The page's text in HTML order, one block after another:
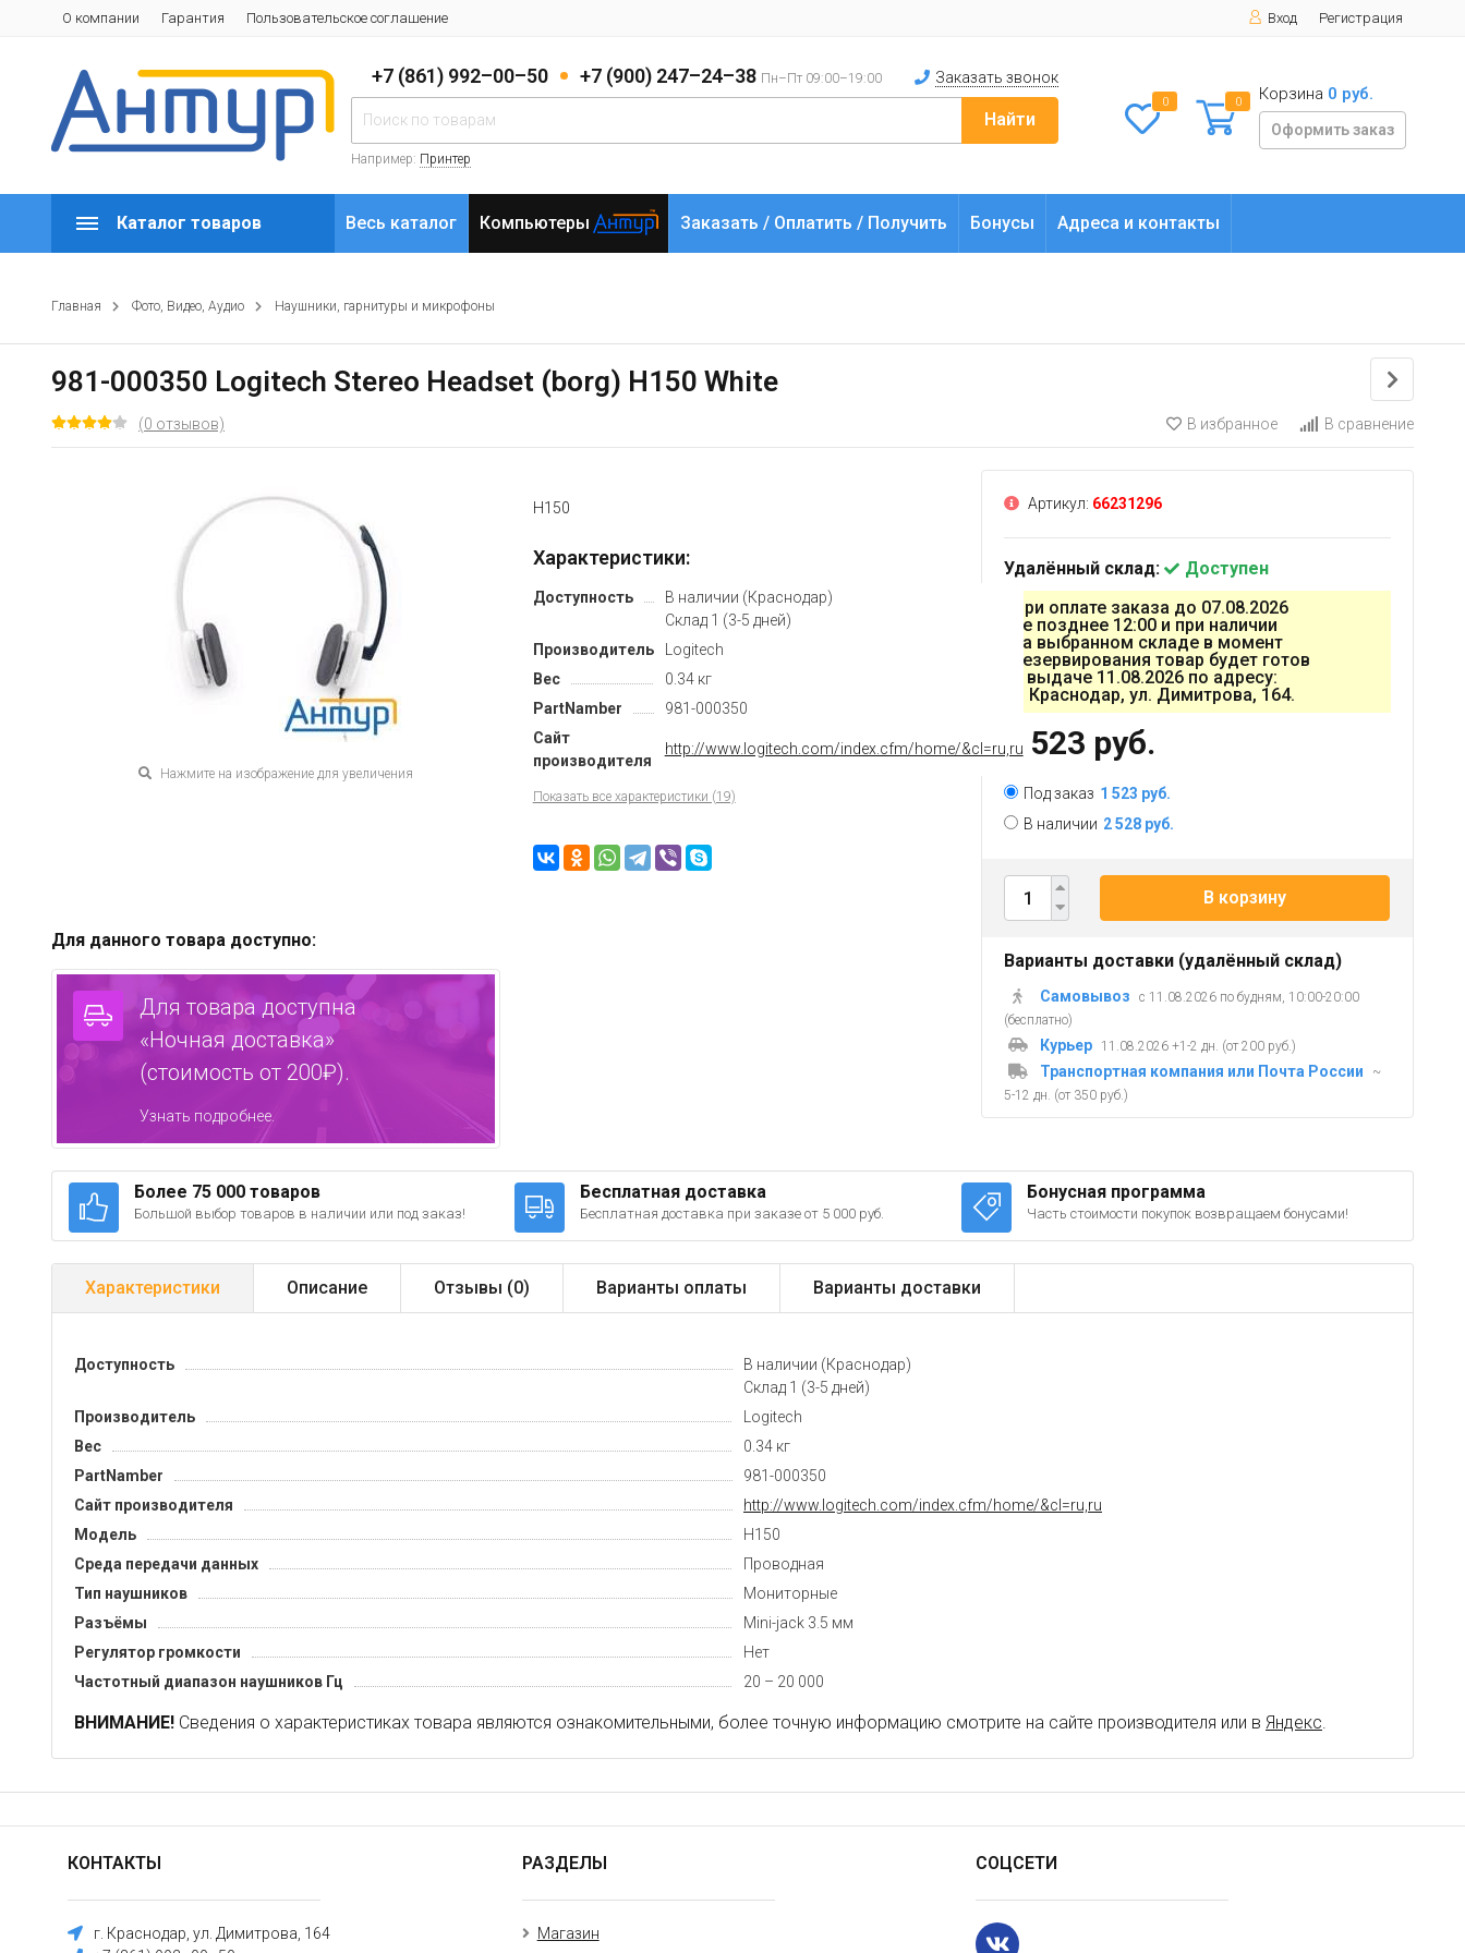
О компании Гарантия Пользовательское соглашение Вход Регистрация
+7 (861) 992–00–50 +7 (900) 247–24–38 Пн–Пт 09:00–19:00 Заказать звонок
Найти
Например: Принтер
0 0 Корзина 0 руб.
Оформить заказ
Каталог товаров Весь каталог Компьютеры Заказать / Оплатить / Получить Бонусы Адреса и контакты
Главная Фото, Видео, Аудио Наушники, гарнитуры и микрофоны
981-000350 Logitech Stereo Headset (borg) H150 White
(0 отзывов) В избранное В сравнение
Нажмите на изображение для увеличения
H150
Характеристики:
Доступность
В наличии (Краснодар)
Склад 1 (3-5 дней)
Производитель
Logitech
Вес
0.34 кг
PartNamber
981-000350
Сайт
производителя
http://www.logitech.com/index.cfm/home/&cl=ru,ru
Показать все характеристики (19)
Для данного товара доступно:
Для товара доступна
«Ночная доставка»
(стоимость от 200₽).
Узнать подробнее.
Артикул: 66231296
Удалённый склад:
Доступен
При оплате заказа до 07.08.2026
не позднее 12:00 и при наличии
на выбранном складе в момент
резервирования товар будет готов
к выдаче 11.08.2026 по адресу:
г. Краснодар, ул. Димитрова, 164.
1 523 руб.
Под заказ 1 523 руб.
В наличии 2 528 руб.
В корзину
Варианты доставки (удалённый склад)
Самовывоз
с 11.08.2026 по будням, 10:00-20:00
(бесплатно)
Курьер 11.08.2026 +1-2 дн. (от 200 руб.)
Транспортная компания или Почта России
~
5-12 дн. (от 350 руб.)
Более 75 000 товаров
Большой выбор товаров в наличии или под заказ!
Бесплатная доставка
Бесплатная доставка при заказе от 5 000 руб.
Бонусная программа
Часть стоимости покупок возвращаем бонусами!
Характеристики Описание Отзывы (0) Варианты оплаты Варианты доставки
Доступность
В наличии (Краснодар)
Склад 1 (3-5 дней)
Производитель
Logitech
Вес
0.34 кг
PartNamber
981-000350
Сайт производителя
http://www.logitech.com/index.cfm/home/&cl=ru,ru
Модель
H150
Среда передачи данных
Проводная
Тип наушников
Мониторные
Разъёмы
Mini-jack 3.5 мм
Регулятор громкости
Нет
Частотный диапазон наушников Гц
20 – 20 000
ВНИМАНИЕ! Сведения о характеристиках товара являются ознакомительными, более точную информацию смотрите на сайте производителя или в Яндекс.
КОНТАКТЫ
г. Краснодар, ул. Димитрова, 164
РАЗДЕЛЫ
Магазин
СОЦСЕТИ